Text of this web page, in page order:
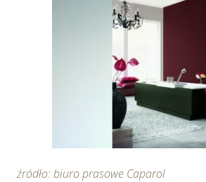
źródło: biuro prasowe Caparol